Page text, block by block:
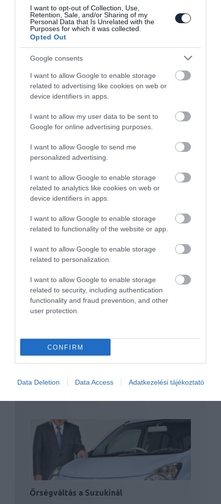
I want to opt-out of Collection, Use,
Retention, Sale, and/or Sharing of my
Personal Data that Is Unrelated with the
Purposes for which it was collected.
Opted Out
Google consents
I want to allow Google to enable storage
related to advertising like cookies on web or
device identifiers in apps.
I want to allow my user data to be sent to
Google for online advertising purposes.
I want to allow Google to send me
personalized advertising.
I want to allow Google to enable storage
related to analytics like cookies on web or
device identifiers in apps.
I want to allow Google to enable storage
related to functionality of the website or app.
I want to allow Google to enable storage
related to personalization.
I want to allow Google to enable storage
related to security, including authentication
functionality and fraud prevention, and other
user protection.
CONFIRM
Data Deletion Data Access Adatkezelési tájékoztató
Suzuki iM-4: retrós formavilág
Toyota Corolla…
Toyota emblémával is kapható lesz a
Suzuki első…
Sportos modellekkel készül Tokióra a
Őrségváltás a Suzukinál